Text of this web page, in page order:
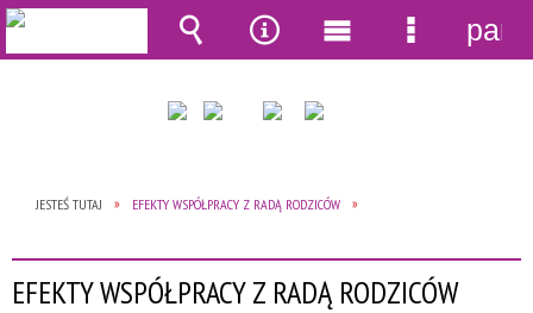
JESTEŚ TUTAJ EFEKTY WSPÓŁPRACY Z RADĄ RODZICÓW
EFEKTY WSPÓŁPRACY Z RADĄ RODZICÓW
Wyszukiwarka
Narzędzia
Menu
główne
Menu